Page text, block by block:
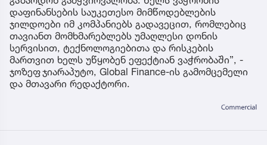
დაფინანსების საუკეთესო მიმწოდებლების
ჯილდოები იმ კომპანიებს გადავეცით, რომლებიც
თავიანთ მომხმარებლებს უმაღლესი დონის
სერვისით, ტექნოლოგიებითა და რისკების
მართვით ხელს უწყობენ ეფექტიან ვაჭრობაში”, -
ჯოზეფ ჯიარაპუტო, Global Finance-ის გამომცემელი
და მთავარი რედაქტორი.